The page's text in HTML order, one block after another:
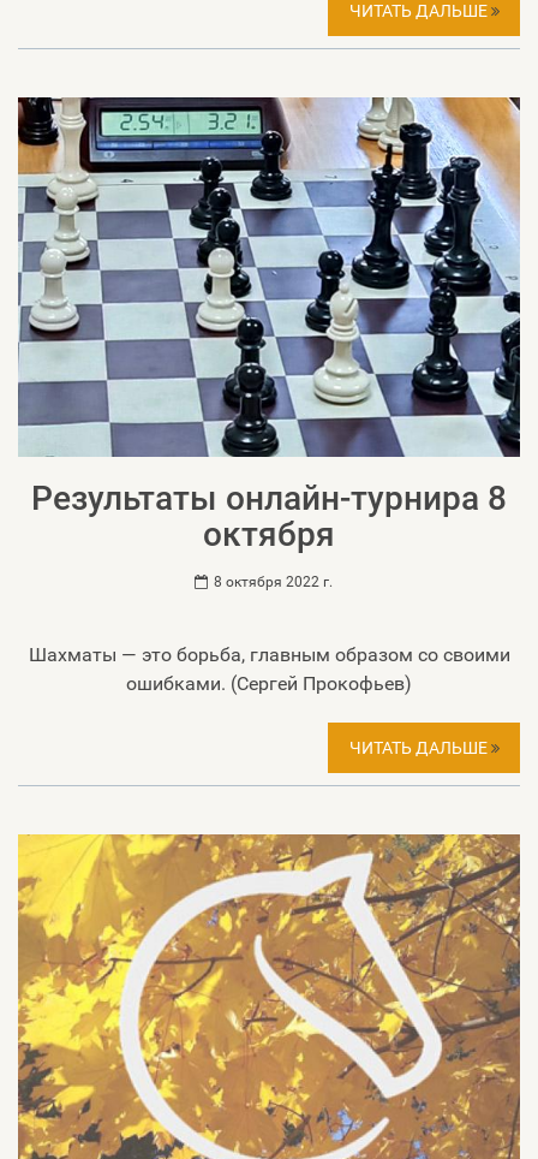
ЧИТАТЬ ДАЛЬШЕ
Результаты онлайн-турнира 8
октября
8 октября 2022 г.
Шахматы — это борьба, главным образом со своими
ошибками. (Сергей Прокофьев)
ЧИТАТЬ ДАЛЬШЕ